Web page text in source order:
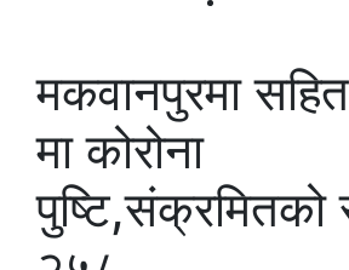
मकवानपुरमा
मा कोरोना
पुष्टि,संक्रमितको